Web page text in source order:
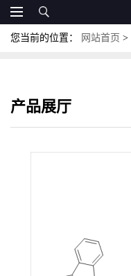
您当前的位置： 网站首页 >
产品展厅